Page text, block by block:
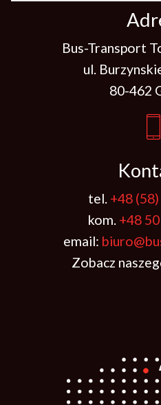
Bus-Transport
ul.
80-462
tel. +48
kom. +48
email:
Zobacz